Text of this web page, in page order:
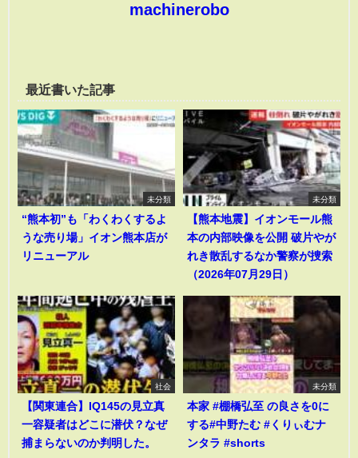
machinerobo
最近書いた記事
未分類
“熊本初”も「わくわくするよ
うな売り場」イオン熊本店が
リニューアル
未分類
【熊本地震】イオンモール熊
本の内部映像を公開 破片やが
れき散乱するなか警察が捜索
（2026年07月29日）
社会
【関東連合】IQ145の見立真
一容疑者はどこに潜伏？なぜ
捕まらないのか判明した。
未分類
本家 #棚橋弘至 の良さを0に
する#中野たむ #くりぃむナ
ンタラ #shorts